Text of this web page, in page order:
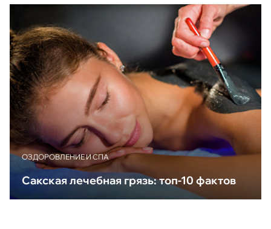
ОЗДОРОВЛЕНИЕ И СПА
Сакская лечебная грязь: топ-10 фактов